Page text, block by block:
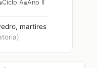
Ciclo A Ano II
martires